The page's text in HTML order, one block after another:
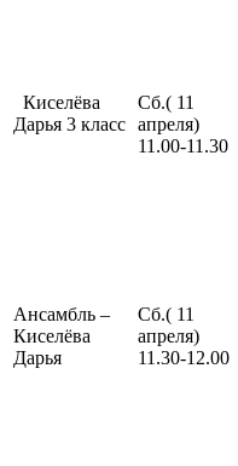
Киселёва
Дарья 3 класс
Сб.( 11
апреля)
11.00-11.30
Ансамбль –
Киселёва
Дарья
Сб.( 11
апреля)
11.30-12.00